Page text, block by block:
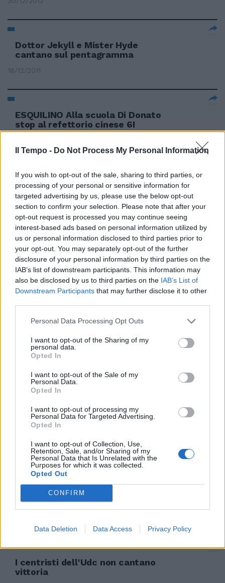
Il Tempo - Do Not Process My Personal Information
If you wish to opt-out of the sale, sharing to third parties, or
processing of your personal or sensitive information for
targeted advertising by us, please use the below opt-out
section to confirm your selection. Please note that after your
opt-out request is processed you may continue seeing
interest-based ads based on personal information utilized by
us or personal information disclosed to third parties prior to
your opt-out. You may separately opt-out of the further
disclosure of your personal information by third parties on the
IAB’s list of downstream participants. This information may
also be disclosed by us to third parties on the IAB’s List of
Downstream Participants that may further disclose it to other
Personal Data Processing Opt Outs
I want to opt-out of the Sharing of my
personal data.
Opted In
I want to opt-out of the Sale of my
Personal Data.
Opted In
I want to opt-out of processing my
Personal Data for Targeted Advertising.
Opted In
I want to opt-out of Collection, Use,
Retention, Sale, and/or Sharing of my
Personal Data that Is Unrelated with the
Purposes for which it was collected.
Opted Out
CONFIRM
Data Deletion Data Access Privacy Policy
Dottor Jekyll e Mister Hyde
cantano sul pentagramma
18/12/2011
ESQUILINO Alla scuola Di Donato
stop al refettorio cinese 6I
consiglieri del municipio I
Veloccia cantano vittoria.
I frondisti cantano vittoria:
"Intrapresa la strada giusta"
31/08/2011
«Senza soldi non si cantano
messe» diceva un vecchio detto
14/11/2010
Cantano, esultano, sognano
I duetti di lusso cantano per il
popolo d'Abruzzo
Phoenix-Witherspoon coppia
sorprendente Cantano (bene) dal
vivo
I centristi dell'Udc non cantano
vittoria